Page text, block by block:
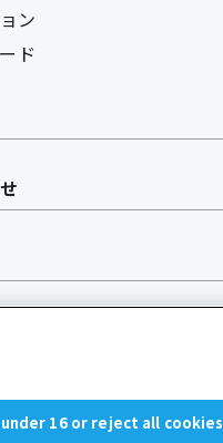
ン
ド
under 16 or reject all cookies